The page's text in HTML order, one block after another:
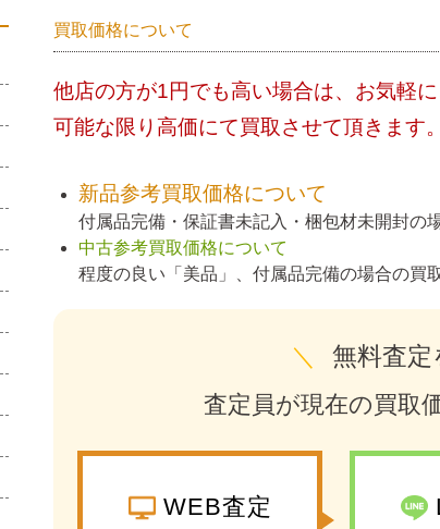
買取価格について
他店の方が1円でも高い場合は、お気軽に
可能な限り高価にて買取させて頂きます。
新品参考買取価格について
付属品完備・保証書未記入・梱包材未開封の
中古参考買取価格について
程度の良い「美品」、付属品完備の場合の買
＼ 無料査
査定員が現在の買取
WEB査定